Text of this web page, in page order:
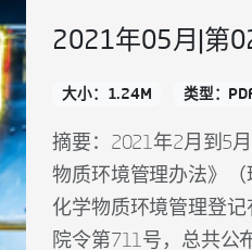
2021年05月|第
大小：1.24M 类型：
摘要：2021年2月到5
物质环境管理办法》
化学物质环境管理登
院令第711号，总共公